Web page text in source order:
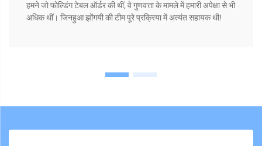
हमने जो फोल्डिंग टेबल ऑर्डर की थीं, वे गुणवत्ता के मामले में हमारी अपेक्षा से भी
अधिक थीं। जिनहुआ झोंगयी की टीम पूरे प्रक्रिया में अत्यंत सहायक थी!